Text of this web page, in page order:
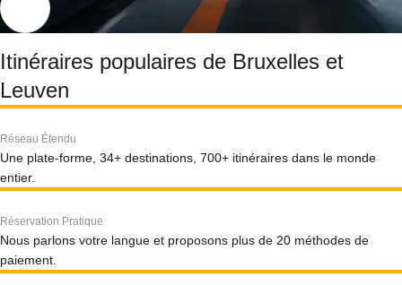
Itinéraires populaires de Bruxelles et
Leuven
Réseau Étendu
Une plate-forme, 34+ destinations, 700+ itinéraires dans le monde
entier.
Réservation Pratique
Nous parlons votre langue et proposons plus de 20 méthodes de
paiement.